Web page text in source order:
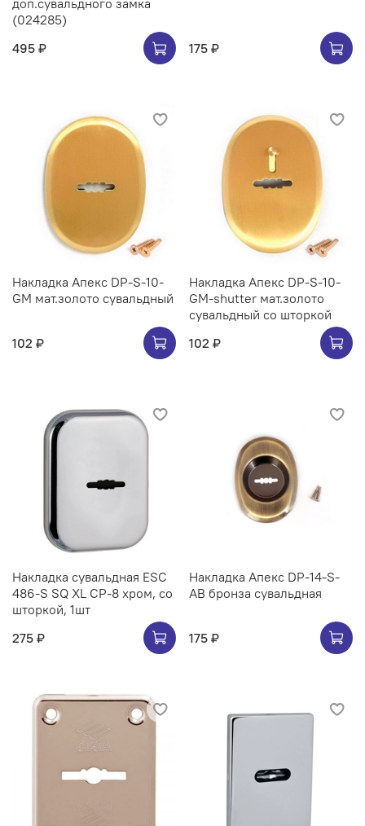
доп.сувальдного замка
(024285)
495 ₽
175 ₽
Накладка Апекс DP-S-10-
GM мат.золото сувальдный
102 ₽
Накладка Апекс DP-S-10-
GM-shutter мат.золото
сувальдный со шторкой
102 ₽
Накладка сувальдная ESC
486-S SQ XL CP-8 хром, со
шторкой, 1шт
275 ₽
Накладка Апекс DP-14-S-
AB бронза сувальдная
175 ₽